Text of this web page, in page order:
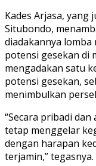
Kades Arjasa, yang
Situbondo,
diadakannya
potensi gesekan di
mengadakan satu
potensi gesekan,
menimbulkan
“Secara pribadi
tetap menggelar
dengan harapan
terjamin,” tegasnya.